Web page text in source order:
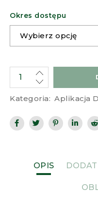
Okres dostępu
Kategoria: Aplikacja
OPIS